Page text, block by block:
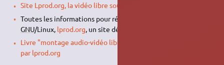
Site Lprod.org, la vidéo libre sous GNU/Linux, section Kino
Toutes les informations pour réaliser son premier film sous
GNU/Linux, lprod.org, un site dédié à la vidéo libre
Livre "montage audio-vidéo libre" Editions Eyrolles - Ecrit
par lprod.org